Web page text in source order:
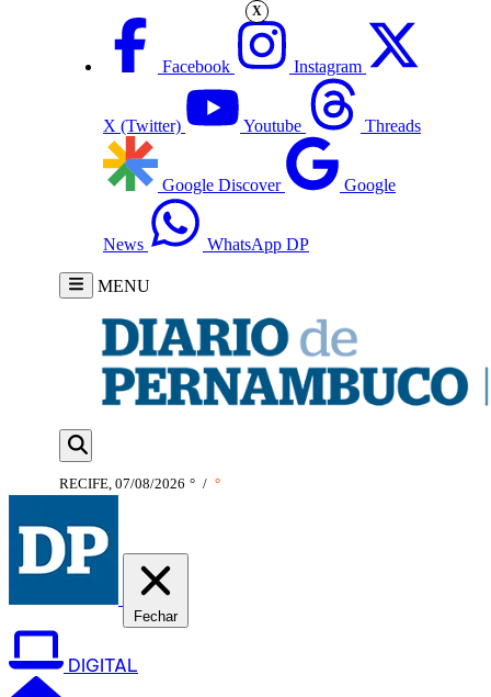
Facebook Instagram
X (Twitter) Youtube Threads
Google Discover Google
News WhatsApp DP
MENU
RECIFE, 07/08/2026 ° / °
Fechar
DIGITAL
X